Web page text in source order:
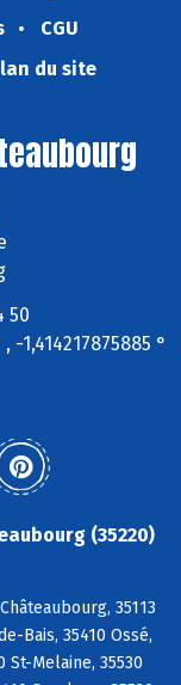
CGU
du site
50
-1,414217875885 °
(35220)
35113
Bais, 35410 Ossé,
St-Melaine, 35530